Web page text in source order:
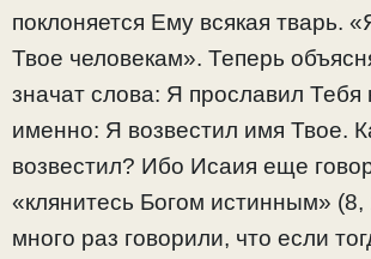
поклоняется Ему всякая тварь.
Твое человекам». Теперь
значат слова: Я прославил
именно: Я возвестил имя Твое.
возвестил? Ибо Исаия еще
«клянитесь Богом истинным»
много раз говорили, что если